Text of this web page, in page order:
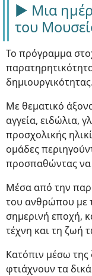
► Μια
του
Το πρόγραμμα
δημιουργικότητας.
Με θεματικό
αγγεία, ειδώλια,
προσχολικής
ομάδες
προσπαθώντας να
Μέσα από την
του ανθρώπου με
σημερινή εποχή,
τέχνη και τη ζωή
Κατόπιν μέσω της
φτιάχνουν τα